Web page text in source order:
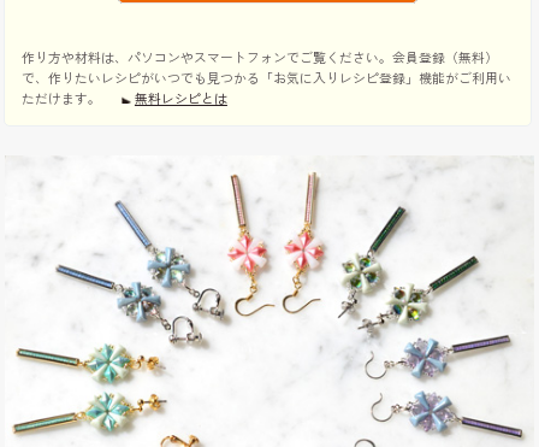
作り方や材料は、パソコンやスマートフォンでご覧ください。会員登録（無料）
で、作りたいレシピがいつでも見つかる「お気に入りレシピ登録」機能がご利用い
ただけます。
無料レシピとは